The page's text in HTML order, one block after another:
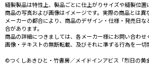
縫製製品は特性上、製品ごとに仕上がりサイズや縫製位置
商品の写真および画像はイメージです。実際の商品とは異
メーカーの都合により、商品のデザイン・仕様・発売日
合があります。
商品の詳細につきましては、各メーカー様にお問い合わせ
画像・テキストの無断転載、及びそれに準ずる行為を一切
©つくしあきひと・竹書房／メイドインアビス「烈日の黄